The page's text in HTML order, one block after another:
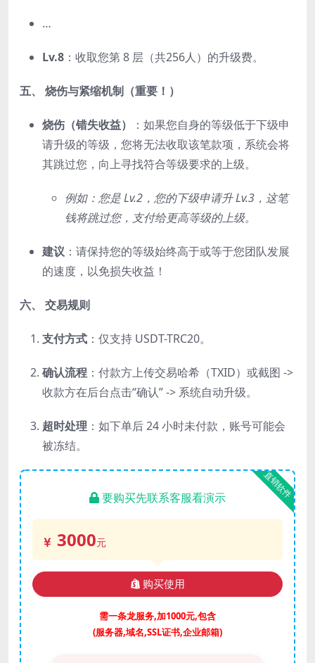
…
Lv.8 ：收取您第 8 层（共256人）的升级费。
五、 烧伤与紧缩机制（重要！）
烧伤（错失收益）
：如果您自身的等级低于下级申
请升级的等级，您将无法收取该笔款项，系统会将
其跳过您，向上寻找符合等级要求的上级。
例如：您是 Lv.2，您的下级申请升 Lv.3，这笔
钱将跳过您，支付给更高等级的上级。
建议：请保持您的等级始终高于或等于您团队发展
的速度，以免损失收益！
六、 交易规则
支付方式 ：仅支持 USDT-TRC20。
确认流程：付款方上传交易哈希（TXID）或截图 ->
收款方在后台点击“确认” -> 系统自动升级。
超时处理 ：如下单后 24 小时未付款，账号可能会
被冻结。
直销软件
要购买先联系客服看演示
3000元
购买使用
需一条龙服务,加1000元,包含
(服务器,域名,SSL证书,企业邮箱)